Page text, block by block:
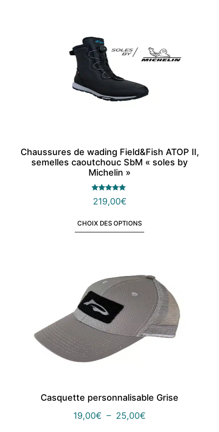
Chaussures de wading Field&Fish ATOP II,
semelles caoutchouc SbM « soles by
Michelin »
Note
5.00
219,00€
CHOIX DES OPTIONS
Casquette personnalisable Grise
19,00€ – 25,00€